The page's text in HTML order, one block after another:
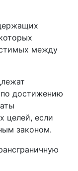
между
достижению
целей, если
законом.